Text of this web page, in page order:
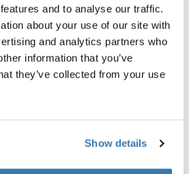
and to analyse our traffic.
about your use of our site with
and analytics partners who
information that you’ve
they’ve collected from your use
Show details
más versátil, lo que facilita que tú
vivan una vida activa al aire
lugares nuevos y